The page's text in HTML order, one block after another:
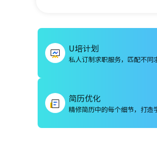
U培计划
私人订制求职服务，匹配不同
简历优化
精修简历中的每个细节，打造